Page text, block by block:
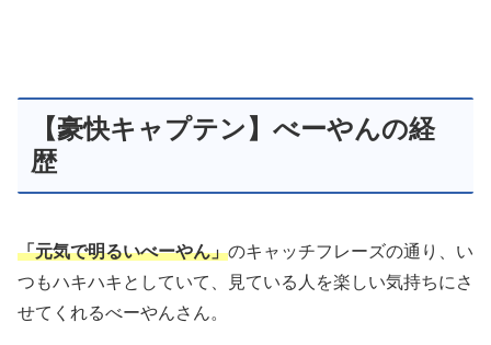
【豪快キャプテン】べーやんの経
歴
「元気で明るいべーやん」のキャッチフレーズの通り、い
つもハキハキとしていて、見ている人を楽しい気持ちにさ
せてくれるべーやんさん。